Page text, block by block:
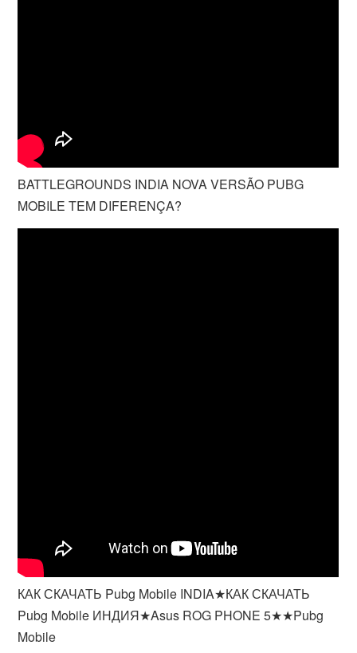
BATTLEGROUNDS INDIA NOVA VERSÃO PUBG
MOBILE TEM DIFERENÇA?
КАК СКАЧАТЬ Pubg Mobile INDIA★КАК СКАЧАТЬ
Pubg Mobile ИНДИЯ★Asus ROG PHONE 5★★Pubg
Mobile